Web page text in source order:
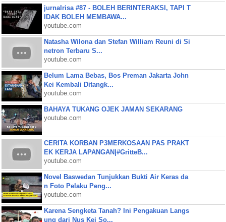
jurnalrisa #87 - BOLEH BERINTERAKSI, TAPI T
IDAK BOLEH MEMBAWA...
youtube.com
Natasha Wilona dan Stefan William Reuni di Si
netron Terbaru S...
youtube.com
Belum Lama Bebas, Bos Preman Jakarta John
Kei Kembali Ditangk...
youtube.com
BAHAYA TUKANG OJEK JAMAN SEKARANG
youtube.com
CERITA KORBAN P3MERKOSAAN PAS PRAKT
EK KERJA LAPANGAN|#GritteB...
youtube.com
Novel Baswedan Tunjukkan Bukti Air Keras da
n Foto Pelaku Peng...
youtube.com
Karena Sengketa Tanah? Ini Pengakuan Langs
ung dari Nus Kei So...